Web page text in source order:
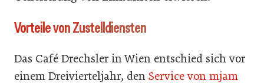
Vorteile von Zustelldiensten
Das Café Drechsler in Wien entschied sich vor
einem Dreivierteljahr, den Service von mjam